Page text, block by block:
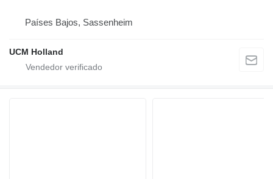
Países Bajos, Sassenheim
UCM Holland